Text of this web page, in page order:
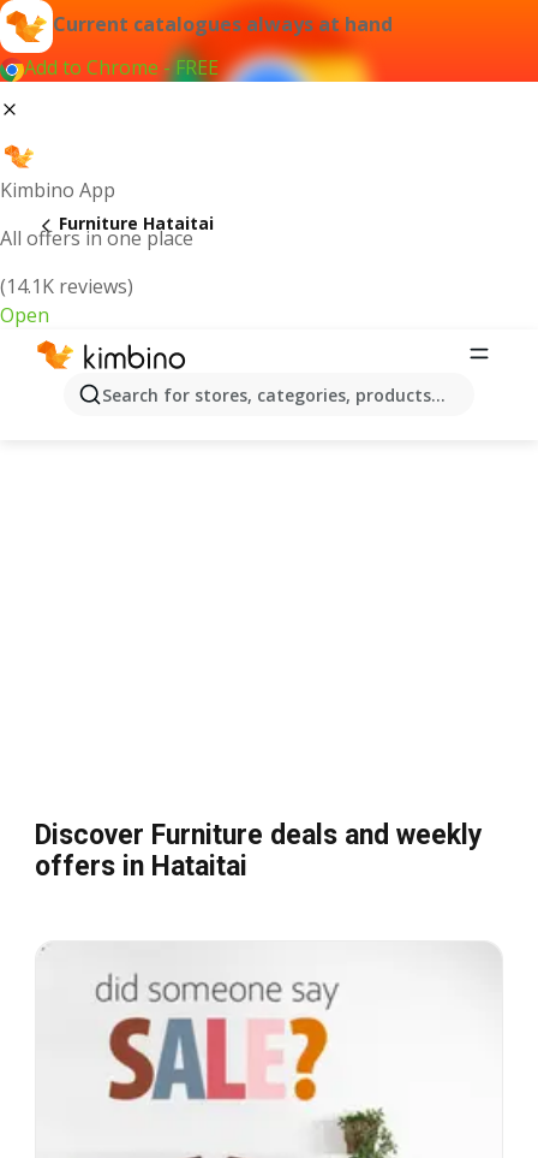
Current catalogues always at hand
Add to Chrome - FREE
Kimbino App
All offers in one place
(14.1K reviews)
Open
Search for stores, categories, products...
Furniture Hataitai
Discover Furniture deals and weekly
offers in Hataitai